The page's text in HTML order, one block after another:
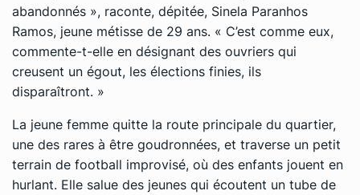
abandonnés », raconte, dépitée, Sinela Paranhos
Ramos, jeune métisse de 29 ans. « C’est comme eux,
commente-t-elle en désignant des ouvriers qui
creusent un égout, les élections finies, ils
disparaîtront. »
La jeune femme quitte la route principale du quartier,
une des rares à être goudronnées, et traverse un petit
terrain de football improvisé, où des enfants jouent en
hurlant. Elle salue des jeunes qui écoutent un tube de